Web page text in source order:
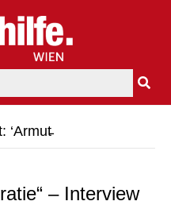
‘Armut̵
– Interview